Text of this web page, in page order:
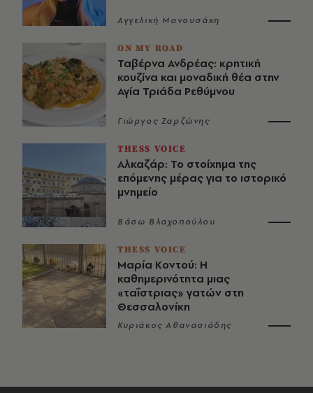
Αγγελική Μανουσάκη
ON MY ROAD
Ταβέρνα Ανδρέας: κρητική
κουζίνα και μοναδική θέα στην
Αγία Τριάδα Ρεθύμνου
Γιώργος Ζαρζώνης
THESS VOICE
Αλκαζάρ: Το στοίχημα της
επόμενης μέρας για το ιστορικό
μνημείο
Βάσω Βλαχοπούλου
THESS VOICE
Μαρία Κοντού: Η
καθημερινότητα μιας
«ταΐστριας» γατών στη
Θεσσαλονίκη
Κυριάκος Αθανασιάδης